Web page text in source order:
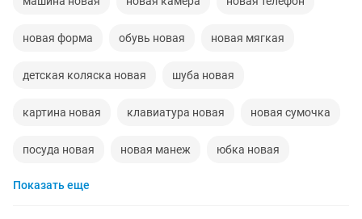
новая форма обувь новая новая мягкая
детская коляска новая шуба новая
картина новая клавиатура новая новая сумочка
посуда новая новая манеж юбка новая
новая кофта
Показать еще